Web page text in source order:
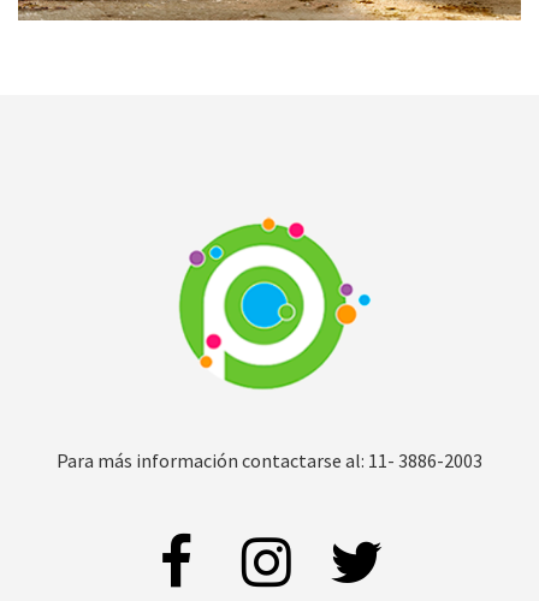
Para más información contactarse al: 11- 3886-2003